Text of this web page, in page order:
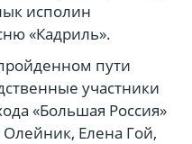
исполин
«Кадриль».
пути
участники
«Большая Россия»
Елена Гой,